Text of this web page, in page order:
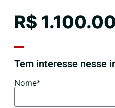
R$
Tem interesse nesse
Nome*